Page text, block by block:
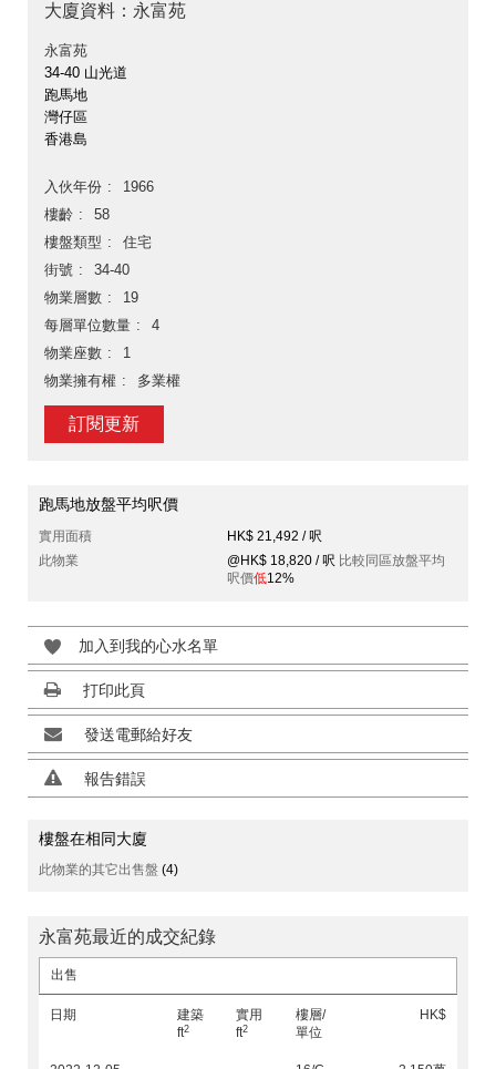
大廈資料：永富苑
永富苑
34-40 山光道
跑馬地
灣仔區
香港島
入伙年份
1966
樓齡
58
樓盤類型
住宅
街號
34-40
物業層數
19
每層單位數量
4
物業座數
1
物業擁有權
多業權
訂閱更新
跑馬地放盤平均呎價
實用面積
HK$ 21,492 / 呎
此物業
@HK$ 18,820 / 呎 比較同區放盤平均
呎價低12%
加入到我的心水名單
打印此頁
發送電郵給好友
報告錯誤
樓盤在相同大廈
此物業的其它出售盤 (4)
永富苑最近的成交紀錄
出售
日期
建築
ft2
實用
ft2
樓層/
單位
HK$